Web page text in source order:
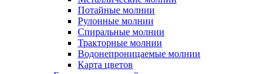
Потайные молнии
Рулонные молнии
Спиральные молнии
Тракторные молнии
Водонепроницаемые молнии
Карта цветов